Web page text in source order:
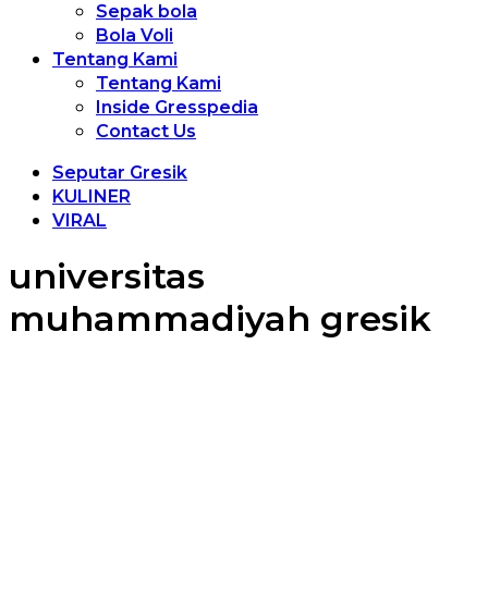
Sepak bola
Bola Voli
Tentang Kami
Tentang Kami
Inside Gresspedia
Contact Us
Seputar Gresik
KULINER
VIRAL
universitas
muhammadiyah gresik